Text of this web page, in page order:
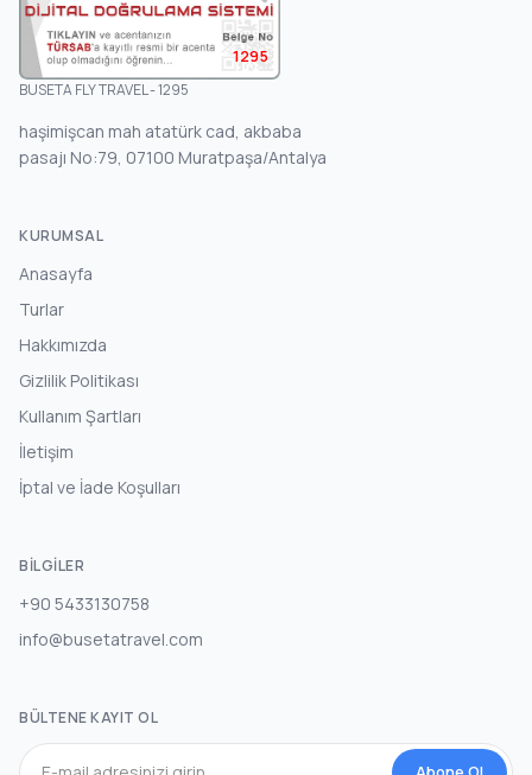
1295
BUSETA FLY TRAVEL - 1295
haşimişcan mah atatürk cad, akbaba
pasajı No:79, 07100 Muratpaşa/Antalya
KURUMSAL
Anasayfa
Turlar
Hakkımızda
Gizlilik Politikası
Kullanım Şartları
İletişim
İptal ve İade Koşulları
BILGILER
+90 5433130758
info@busetatravel.com
BÜLTENE KAYIT OL